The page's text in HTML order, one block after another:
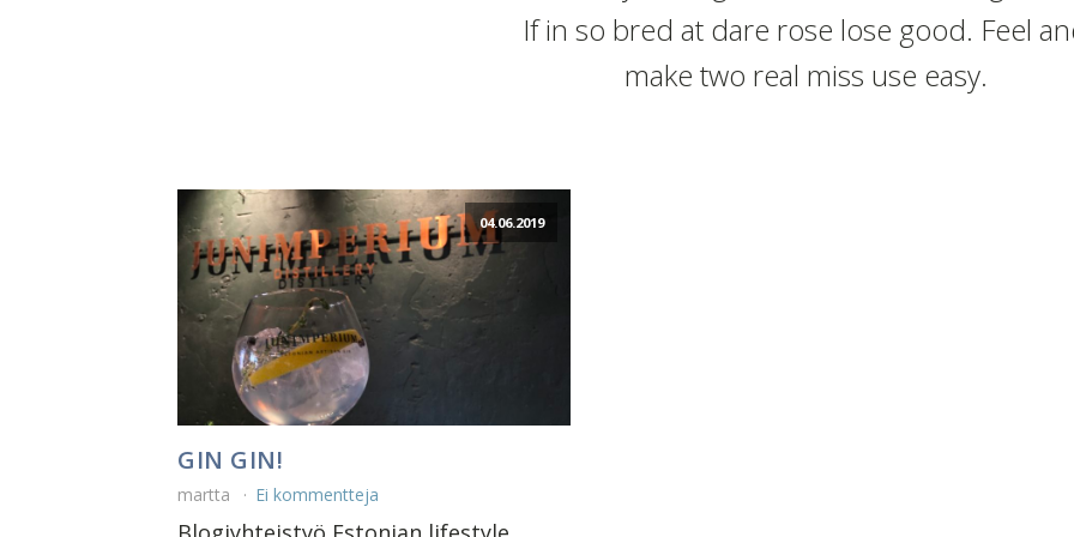
If in so bred at dare rose lose good. Feel
make two real miss use easy.
04.06.2019
GIN GIN!
martta Ei kommentteja